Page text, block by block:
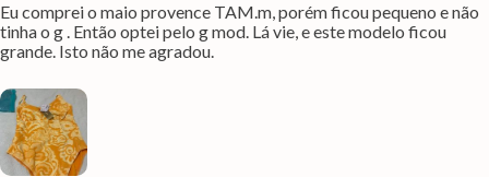
Eu comprei o maio provence TAM.m, porém ficou pequeno e não
tinha o g . Então optei pelo g mod. Lá vie, e este modelo ficou
grande. Isto não me agradou.